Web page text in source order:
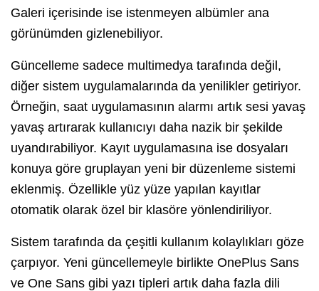
Galeri içerisinde ise istenmeyen albümler ana
görünümden gizlenebiliyor.
Güncelleme sadece multimedya tarafında değil,
diğer sistem uygulamalarında da yenilikler getiriyor.
Örneğin, saat uygulamasının alarmı artık sesi yavaş
yavaş artırarak kullanıcıyı daha nazik bir şekilde
uyandırabiliyor. Kayıt uygulamasına ise dosyaları
konuya göre gruplayan yeni bir düzenleme sistemi
eklenmiş. Özellikle yüz yüze yapılan kayıtlar
otomatik olarak özel bir klasöre yönlendiriliyor.
Sistem tarafında da çeşitli kullanım kolaylıkları göze
çarpıyor. Yeni güncellemeyle birlikte OnePlus Sans
ve One Sans gibi yazı tipleri artık daha fazla dili